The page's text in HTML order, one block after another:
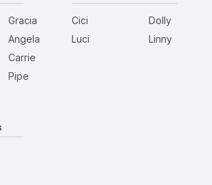
Gracia
Angela
Carrie
Pipe
Cici
Luci
Dolly
Linny